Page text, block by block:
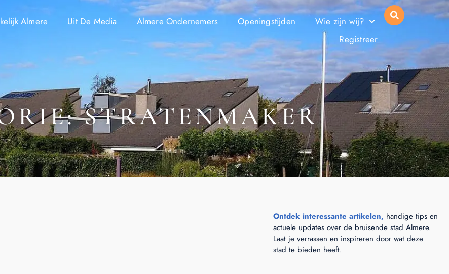
Almere Uit De Media Almere Ondernemers Openingstijden
Wie zijn wij?
Registreer
STRATENMAKER
Ontdek interessante artikelen, handige tips en
actuele updates over de bruisende stad Almere.
Laat je verrassen en inspireren door wat deze
stad te bieden heeft.